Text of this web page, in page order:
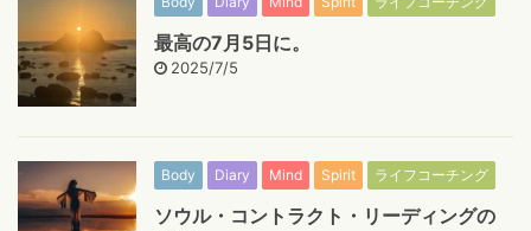
最高の7月5日に。
2025/7/5
Body Diary Mind Spirit ライフコーチング
ソウル・コントラクト・リーディングの